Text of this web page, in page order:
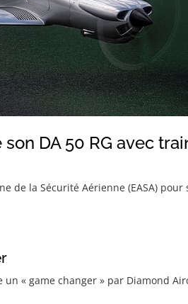
DA 50 RG avec
de la Sécurité Aérienne (EASA)
« game changer » par Diamond